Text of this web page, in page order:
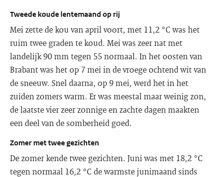
Tweede koude lentemaand op rij
Mei zette de kou van april voort, met 11,2 °C was het
ruim twee graden te koud. Mei was zeer nat met
landelijk 90 mm tegen 55 normaal. In het oosten van
Brabant was het op 7 mei in de vroege ochtend wit van
de sneeuw. Snel daarna, op 9 mei, werd het in het
zuiden zomers warm. Er was meestal maar weinig zon,
de laatste vier zeer zonnige en zachte dagen maakten
een deel van de somberheid goed.
Zomer met twee gezichten
De zomer kende twee gezichten. Juni was met 18,2 °C
tegen normaal 16,2 °C de warmste junimaand sinds